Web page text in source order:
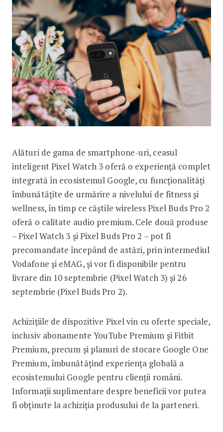
Alături de gama de smartphone-uri, ceasul
inteligent Pixel Watch 3 oferă o experiență complet
integrată în ecosistemul Google, cu funcționalități
îmbunătățite de urmărire a nivelului de fitness și
wellness, în timp ce căștile wireless Pixel Buds Pro 2
oferă o calitate audio premium. Cele două produse
– Pixel Watch 3 și Pixel Buds Pro 2 – pot fi
precomandate începând de astăzi, prin intermediul
Vodafone și eMAG, și vor fi disponibile pentru
livrare din 10 septembrie (Pixel Watch 3) și 26
septembrie (Pixel Buds Pro 2).
Achizițiile de dispozitive Pixel vin cu oferte speciale,
inclusiv abonamente YouTube Premium și Fitbit
Premium, precum și planuri de stocare Google One
Premium, îmbunătățind experiența globală a
ecosistemului Google pentru clienții români.
Informații suplimentare despre beneficii vor putea
fi obținute la achiziția produsului de la parteneri.